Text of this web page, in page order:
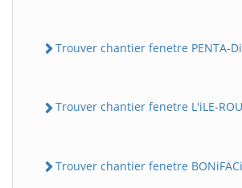
Trouver chantier fenetre PENTA-
Trouver chantier fenetre L'iLE-
Trouver chantier fenetre